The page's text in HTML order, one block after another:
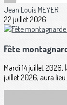
Jean Louis MEYER
22 juillet 2026
Fête
Mardi 14 juillet 2026,
juillet 2026, aura